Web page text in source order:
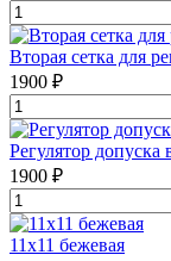
Вторая сетка для
1900 ₽
Регулятор
1900 ₽
11х11 бежевая